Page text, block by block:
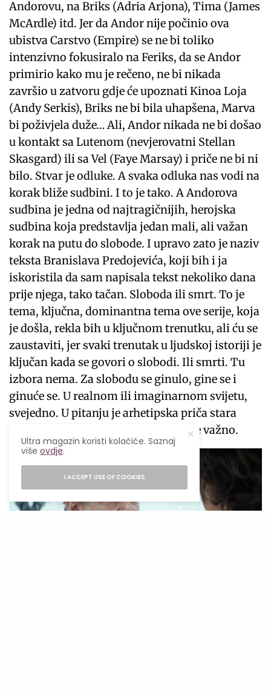
Andorovu, na Briks (Adria Arjona), Tima (James
McArdle) itd. Jer da Andor nije počinio ova
ubistva Carstvo (Empire) se ne bi toliko
intenzivno fokusiralo na Feriks, da se Andor
primirio kako mu je rečeno, ne bi nikada
završio u zatvoru gdje će upoznati Kinoa Loja
(Andy Serkis), Briks ne bi bila uhapšena, Marva
bi poživjela duže… Ali, Andor nikada ne bi došao
u kontakt sa Lutenom (nevjerovatni Stellan
Skasgard) ili sa Vel (Faye Marsay) i priče ne bi ni
bilo. Stvar je odluke. A svaka odluka nas vodi na
korak bliže sudbini. I to je tako. A Andorova
sudbina je jedna od najtragičnijih, herojska
sudbina koja predstavlja jedan mali, ali važan
korak na putu do slobode. I upravo zato je naziv
teksta Branislava Predojevića, koji bih i ja
iskoristila da sam napisala tekst nekoliko dana
prije njega, tako tačan. Sloboda ili smrt. To je
tema, ključna, dominantna tema ove serije, koja
je došla, rekla bih u ključnom trenutku, ali ću se
zaustaviti, jer svaki trenutak u ljudskoj istoriji je
ključan kada se govori o slobodi. Ili smrti. Tu
izbora nema. Za slobodu se ginulo, gine se i
ginuće se. U realnom ili imaginarnom svijetu,
svejedno. U pitanju je arhetipska priča stara
koliko život sam. Sve drugo je manje važno.
Ultra magazin koristi kolačiće. Saznaj
višeovdje.
I ACCEPT USE OF COOKIES